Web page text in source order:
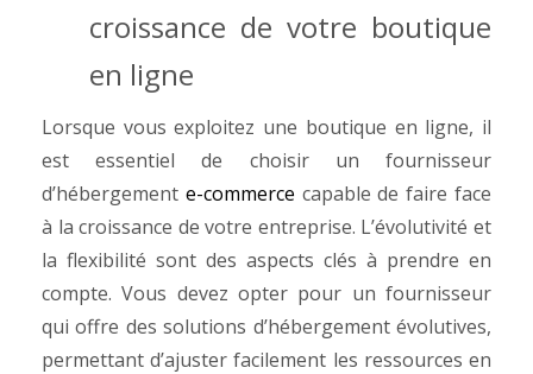
croissance de votre boutique
en ligne
Lorsque vous exploitez une boutique en ligne, il
est essentiel de choisir un fournisseur
d’hébergement e-commerce capable de faire face
à la croissance de votre entreprise. L’évolutivité et
la flexibilité sont des aspects clés à prendre en
compte. Vous devez opter pour un fournisseur
qui offre des solutions d’hébergement évolutives,
permettant d’ajuster facilement les ressources en